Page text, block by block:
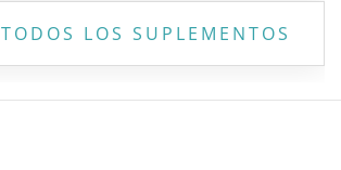
TODOS LOS SUPLEMENTOS